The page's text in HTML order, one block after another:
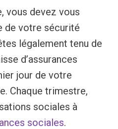
vous devez vous
de votre sécurité
légalement tenu de
d’assurances
jour de votre
Chaque trimestre,
sociales à
sociales.